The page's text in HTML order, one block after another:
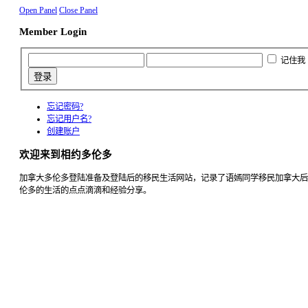
Open Panel Close Panel
Member Login
记住我
忘记密码?
忘记用户名?
创建账户
欢迎来到相约多伦多
加拿大多伦多登陆准备及登陆后的移民生活网站，记录了语嫣同学移民加拿大
伦多的生活的点点滴滴和经验分享。